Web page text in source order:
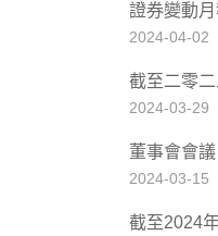
證券變動
2024-04-02
截至二零
2024-03-29
董事會會
2024-03-15
截至2024